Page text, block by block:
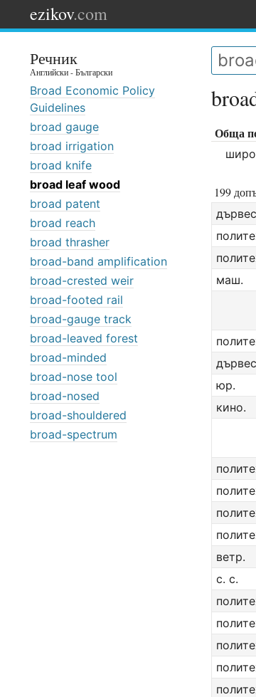
ezikov.com
Речник
Английски - Български
Broad Economic Policy
Guidelines
broad gauge
broad irrigation
broad knife
broad leaf wood
broad patent
broad reach
broad thrasher
broad-band amplification
broad-crested weir
broad-footed rail
broad-gauge track
broad-leaved forest
broad-minded
broad-nose tool
broad-nosed
broad-shouldered
broad-spectrum
Обща
199
маш.
юр.
кино.
ветр.
с. с.